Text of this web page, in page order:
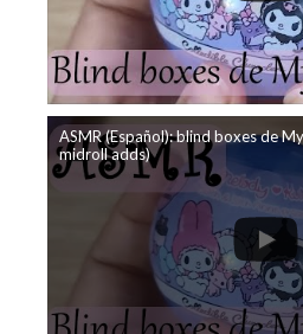
ASMR (Español): blind boxes de
midroll adds)